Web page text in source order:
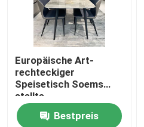
Europäische Art-
rechteckiger
Speisetisch Soems
stellte
Marmoresszimmer-
Möbel einBestpreis